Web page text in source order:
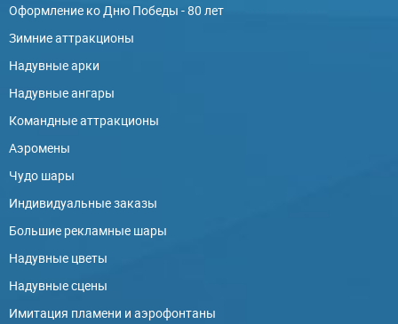
Оформление ко Дню Победы - 80 лет
Зимние аттракционы
Надувные арки
Надувные ангары
Командные аттракционы
Аэромены
Чудо шары
Индивидуальные заказы
Большие рекламные шары
Надувные цветы
Надувные сцены
Имитация пламени и аэрофонтаны